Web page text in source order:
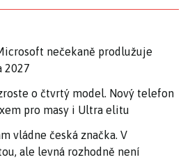
nečekaně prodlužuje
2027
o čtvrtý model. Nový telefon
pro masy i Ultra elitu
vládne česká značka. V
ale levná rozhodně není